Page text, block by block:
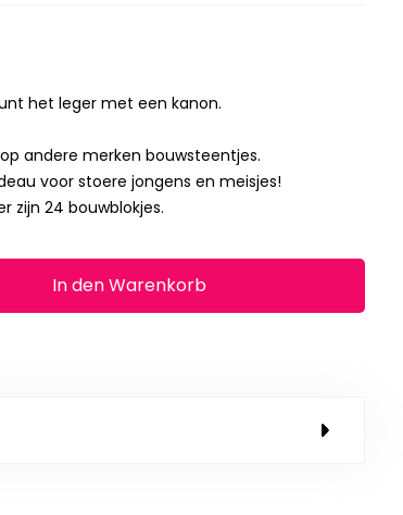
het leger met een kanon.
andere merken bouwsteentjes.
voor stoere jongens en meisjes!
zijn 24 bouwblokjes.
In den Warenkorb